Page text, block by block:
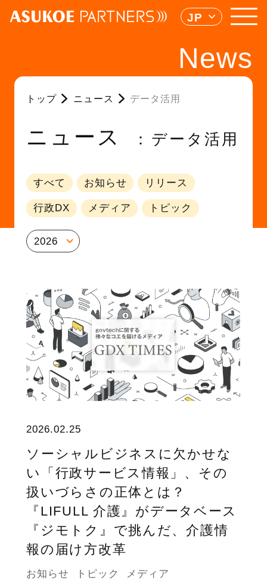
JP
News
トップ ニュース データ活用
ニュース データ活用
すべて お知らせ リリース
行政DX メディア トピック
2026
2026.02.25
ソーシャルビジネスに欠かせな
い「行政サービス情報」、その
扱いづらさの正体とは？
『LIFULL 介護』がデータベース
『ジモトク』で挑んだ、介護情
報の届け方改革
お知らせ トピック メディア